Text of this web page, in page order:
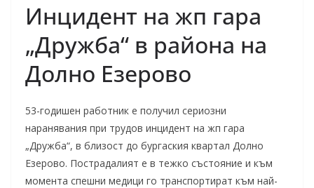
Инцидент на жп гара
„Дружба“ в района на
Долно Езерово
53-годишен работник е получил сериозни
наранявания при трудов инцидент на жп гара
„Дружба“, в близост до бургаския квартал Долно
Езерово. Пострадалият е в тежко състояние и към
момента спешни медици го транспортират към най-